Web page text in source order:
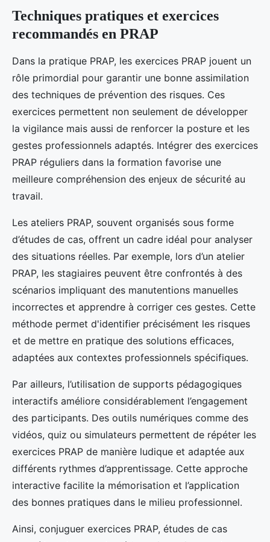
Techniques pratiques et exercices
recommandés en PRAP
Dans la pratique PRAP, les exercices PRAP jouent un
rôle primordial pour garantir une bonne assimilation
des techniques de prévention des risques. Ces
exercices permettent non seulement de développer
la vigilance mais aussi de renforcer la posture et les
gestes professionnels adaptés. Intégrer des exercices
PRAP réguliers dans la formation favorise une
meilleure compréhension des enjeux de sécurité au
travail.
Les ateliers PRAP, souvent organisés sous forme
d’études de cas, offrent un cadre idéal pour analyser
des situations réelles. Par exemple, lors d’un atelier
PRAP, les stagiaires peuvent être confrontés à des
scénarios impliquant des manutentions manuelles
incorrectes et apprendre à corriger ces gestes. Cette
méthode permet d'identifier précisément les risques
et de mettre en pratique des solutions efficaces,
adaptées aux contextes professionnels spécifiques.
Par ailleurs, l’utilisation de supports pédagogiques
interactifs améliore considérablement l’engagement
des participants. Des outils numériques comme des
vidéos, quiz ou simulateurs permettent de répéter les
exercices PRAP de manière ludique et adaptée aux
différents rythmes d’apprentissage. Cette approche
interactive facilite la mémorisation et l’application
des bonnes pratiques dans le milieu professionnel.
Ainsi, conjuguer exercices PRAP, études de cas